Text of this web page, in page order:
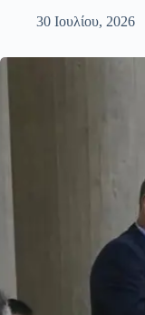
30 Ιουλίου, 2026